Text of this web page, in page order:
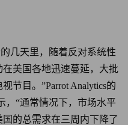
几天里，随着反对系统性
美国各地迅速蔓延，大批
节目。”Parrot Analytics的
，“通常情况下，市场水平
的总需求在三周内下降了